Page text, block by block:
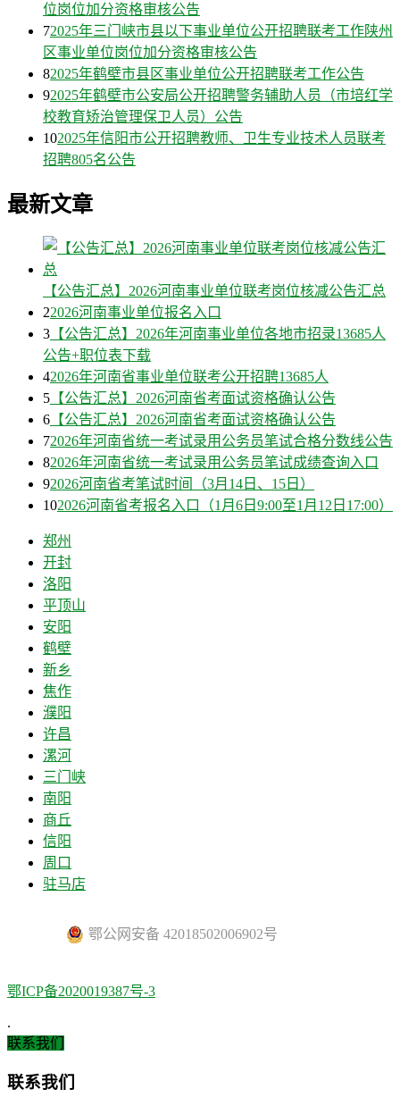
位岗位加分资格审核公告
72025年三门峡市县以下事业单位公开招聘联考工作陕州
区事业单位岗位加分资格审核公告
82025年鹤壁市县区事业单位公开招聘联考工作公告
92025年鹤壁市公安局公开招聘警务辅助人员（市培红学
校教育矫治管理保卫人员）公告
102025年信阳市公开招聘教师、卫生专业技术人员联考
招聘805名公告
最新文章
【公告汇总】2026河南事业单位联考岗位核减公告汇总
22026河南事业单位报名入口
3 【公告汇总】2026年河南事业单位各地市招录13685人
公告+职位表下载
42026年河南省事业单位联考公开招聘13685人
5 【公告汇总】2026河南省考面试资格确认公告
6 【公告汇总】2026河南省考面试资格确认公告
72026年河南省统一考试录用公务员笔试合格分数线公告
82026年河南省统一考试录用公务员笔试成绩查询入口
92026河南省考笔试时间（3月14日、15日）
102026河南省考报名入口（1月6日9:00至1月12日17:00）
郑州
开封
洛阳
平顶山
安阳
鹤壁
新乡
焦作
濮阳
许昌
漯河
三门峡
南阳
商丘
信阳
周口
驻马店
鄂公网安备 42018502006902号
鄂ICP备2020019387号-3
.
联系我们
联系我们